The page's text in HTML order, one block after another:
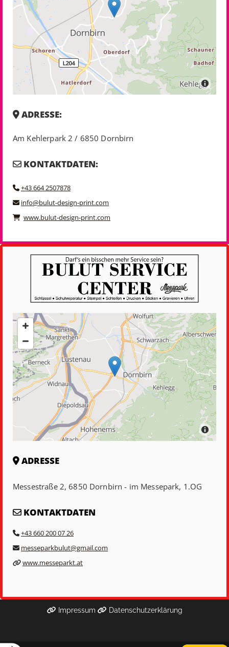
 ADRESSE:
Am Kehlerpark 2 / 6850 Dornbirn
 KONTAKTDATEN:
 +43 664 2507878
 info@bulut-design-print.com
 www.bulut-design-print.com
 ADRESSE
Messestraße 2, 6850 Dornbirn - im Messepark, 1.OG
 KONTAKTDATEN
 +43 660 200 07 26
 messeparkbulut@gmail.com
 www.messeparkt.at
 Impressum  Datenschutzerklärung